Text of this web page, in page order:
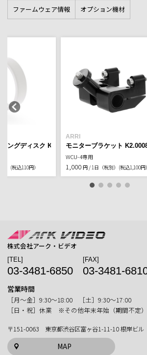
ファームウェア情報 オプション機材
ングディスク K2.72117.0
(税込110円）
ARRI
モニターブラケット
WCU-4専用
1,000 円 / 1日（税別） (税込1,100円）
株式会社アーク・ビデオ
[TEL]
03-3481-6850
[FAX]
03-3481-
営業時間
［月〜金］9:30〜18:00 ［土］9:30〜17:00
［日・祝］休業 ※その他年末年始（期間不定）
〒151-0063 東京都渋谷区富ヶ谷1-11-10 根岸ビル
MAP